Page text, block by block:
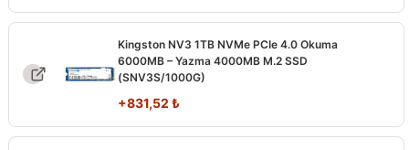
Kingston NV3 1TB NVMe PCIe 4.0 Okuma
6000MB – Yazma 4000MB M.2 SSD
(SNV3S/1000G)
+831,52 ₺